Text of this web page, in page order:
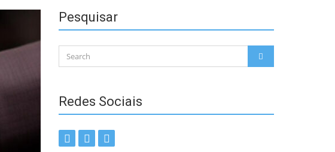
Pesquisar
Search
for:
Redes Sociais